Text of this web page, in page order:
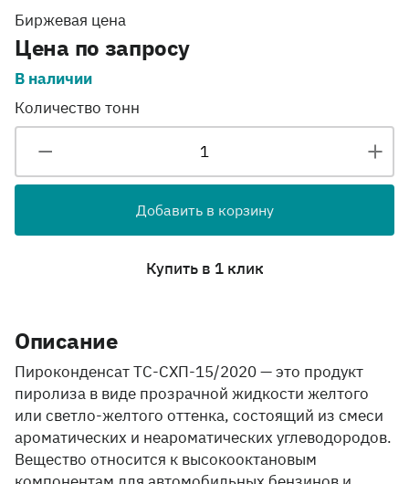
Биржевая цена
Цена по запросу
В наличии
Количество тонн
Добавить в корзину
Купить в 1 клик
Описание
Пироконденсат ТС-СХП-15/2020 — это продукт
пиролиза в виде прозрачной жидкости желтого
или светло-желтого оттенка, состоящий из смеси
ароматических и неароматических углеводородов.
Вещество относится к высокооктановым